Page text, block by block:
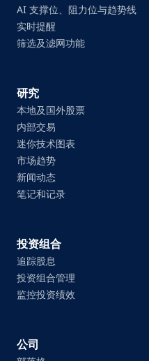
AI 支撑位、阻力位与趋势线
实时提醒
筛选及滤网功能
研究
本地及国外股票
内部交易
迷你技术图表
市场趋势
新闻动态
笔记和记录
投资组合
追踪股息
投资组合管理
监控投资绩效
公司